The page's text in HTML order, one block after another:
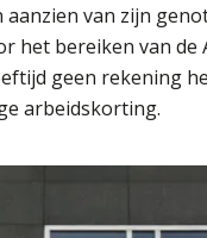
aanzien van zijn
het bereiken van de
geen rekening
arbeidskorting.
Q Home: DAC7-
als
vakantiewoningen
5 signalen dat jouw
niet meer werkt (en